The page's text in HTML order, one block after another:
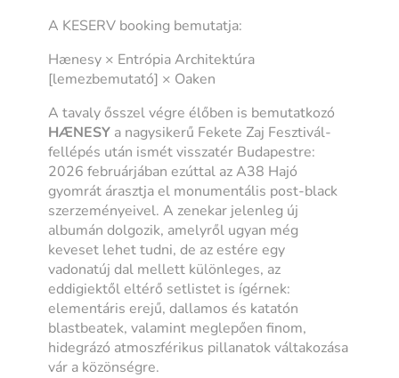
A KESERV booking bemutatja:
Hænesy × Entrópia Architektúra
[lemezbemutató] × Oaken
A tavaly ősszel végre élőben is bemutatkozó
HÆNESY a nagysikerű Fekete Zaj Fesztivál-
fellépés után ismét visszatér Budapestre:
2026 februárjában ezúttal az A38 Hajó
gyomrát árasztja el monumentális post-black
szerzeményeivel. A zenekar jelenleg új
albumán dolgozik, amelyről ugyan még
keveset lehet tudni, de az estére egy
vadonatúj dal mellett különleges, az
eddigiektől eltérő setlistet is ígérnek:
elementáris erejű, dallamos és katatón
blastbeatek, valamint meglepően finom,
hidegrázó atmoszférikus pillanatok váltakozása
vár a közönségre.